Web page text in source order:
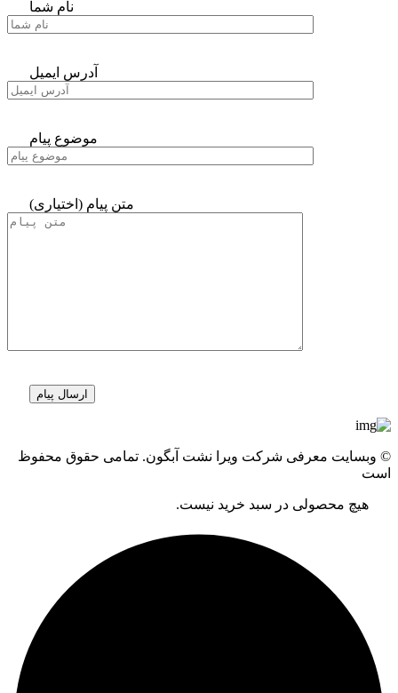
نام شما
آدرس ایمیل
موضوع پیام
متن پیام (اختیاری)
© وبسایت معرفی شرکت ویرا نشت آبگون. تمامی حقوق محفوظ
است
هیچ محصولی در سبد خرید نیست.